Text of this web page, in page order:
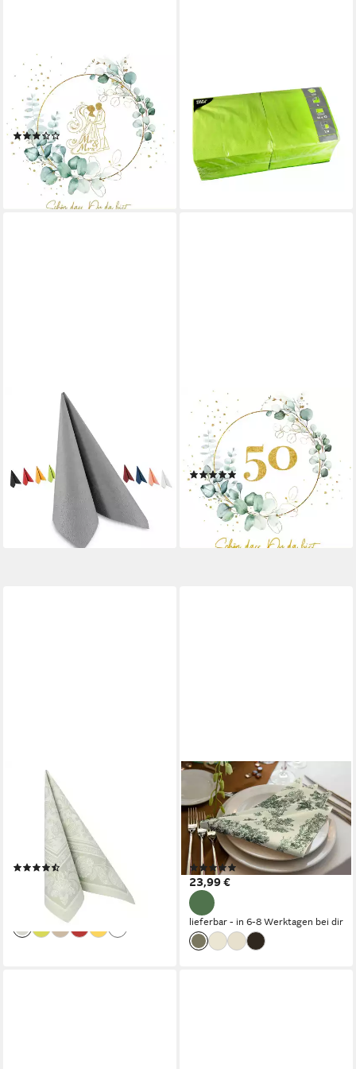
SERVIETTENSHOP
Papierserviette 20 Servietten
Eucalyptus Golden Wedding
33x33cm, (20 St)
(1)
3,59 €
lieferbar - in 3-4 Werktagen bei dir
Papier, 33x33cm 3-lagig 1/4-
Falz 250 Stück Limonengrün
(0,06 €/ 1 Stk)
lieferbar - in 2-3 Werktagen bei dir
Papierserviette, 3-lagig,
33x33 40x40 cm, Inhalt 250
ab 16,90 €
(0,07 €/ 1 Stk)
lieferbar - in 2-3 Werktagen bei dir
+6
SERVIETTENSHOP
Papierserviette 20 Servietten
Eucalyptus Golden 50
33x33cm, (20 St)
(1)
3,59 €
lieferbar - in 3-4 Werktagen bei dir
PAPSTAR
Papierserviette, Servietten
stoffähnlich 40x40cm
Ornaments Muster 50 Stück
Jadegrün
(2)
ab 9,79 €
(0,20 €/ 1 Stk)
lieferbar - in 5-6 Werktagen bei dir
ADAM
Stoffserviette Good Old Days,
(4 St), GOTS
organic,zertifiziert durch
CERES 0242Made in
Germany (1)
23,99 €
lieferbar - in 6-8 Werktagen bei dir